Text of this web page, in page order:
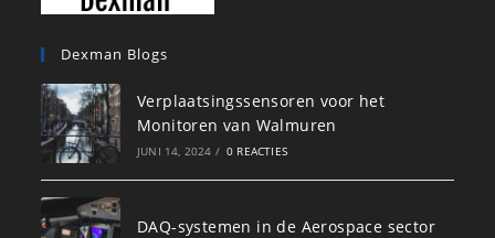
Dexman Blogs
Verplaatsingssensoren voor het
Monitoren van Walmuren
JUNI 14, 2024 / 0 REACTIES
DAQ-systemen in de Aerospace sector